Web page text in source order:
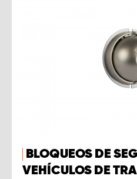
BLOQUEOS DE
VEHÍCULOS DE